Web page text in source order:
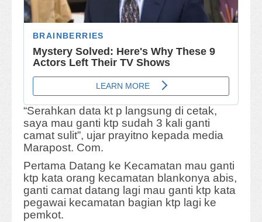
“Serahkan data kt p langsung di cetak,
saya mau ganti ktp sudah 3 kali ganti
camat sulit”, ujar prayitno kepada media
Marapost. Com.
Pertama Datang ke Kecamatan mau ganti
ktp kata orang kecamatan blankonya abis,
ganti camat datang lagi mau ganti ktp kata
pegawai kecamatan bagian ktp lagi ke
pemkot.